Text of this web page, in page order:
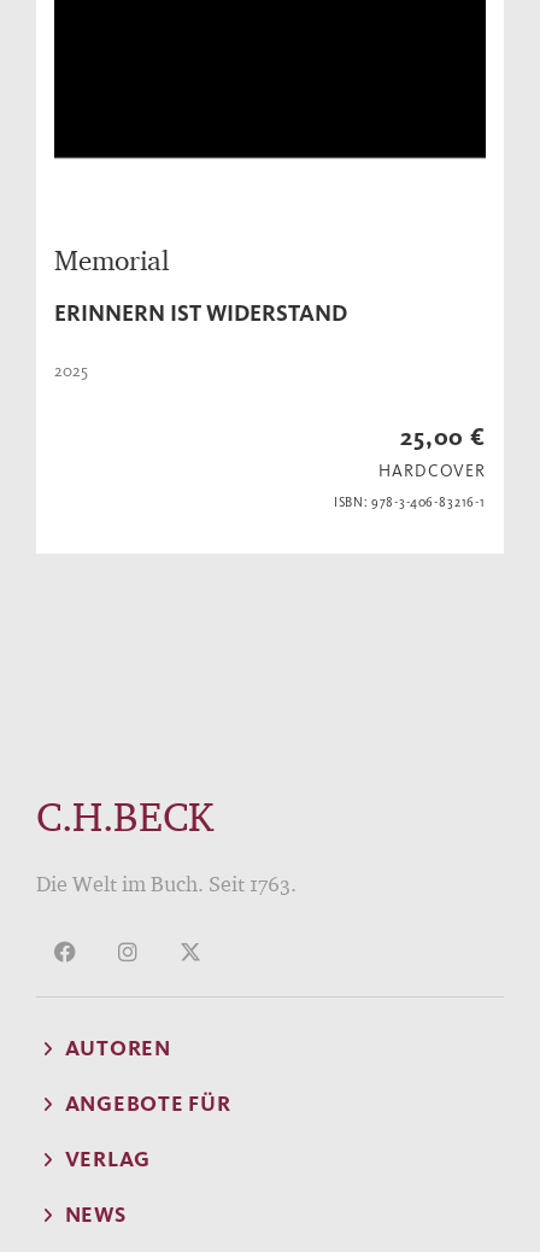
Memorial
ERINNERN IST WIDERSTAND
2025
25,00 €
HARDCOVER
ISBN: 978-3-406-83216-1
C.H.BECK
Die Welt im Buch. Seit 1763.
AUTOREN
ANGEBOTE FÜR
VERLAG
NEWS